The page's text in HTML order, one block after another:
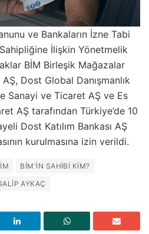
ve Bankaların İzne Tabi
İlişkin Yönetmelik
BİM Birleşik Mağazalar
Dost Global Danışmanlık
Sanayi ve Ticaret AŞ ve Es
AŞ tarafından Türkiye’de 10
Dost Katılım Bankası AŞ
kurulmasına izin verildi.
BIM'IN SAHIBI KIM?
AYKAÇ